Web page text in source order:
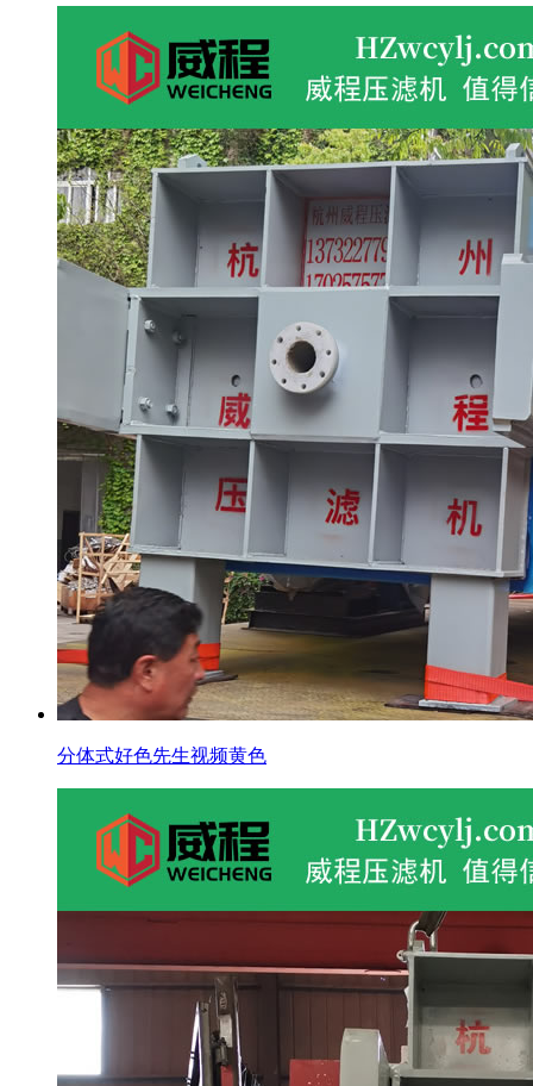
分体式好色先生视频黄色